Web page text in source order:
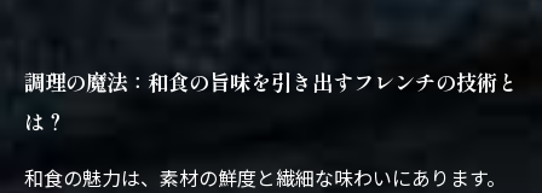
調理の魔法：和食の旨味を引き出すフレンチの技術と
は？
和食の魅力は、素材の鮮度と繊細な味わいにあります。